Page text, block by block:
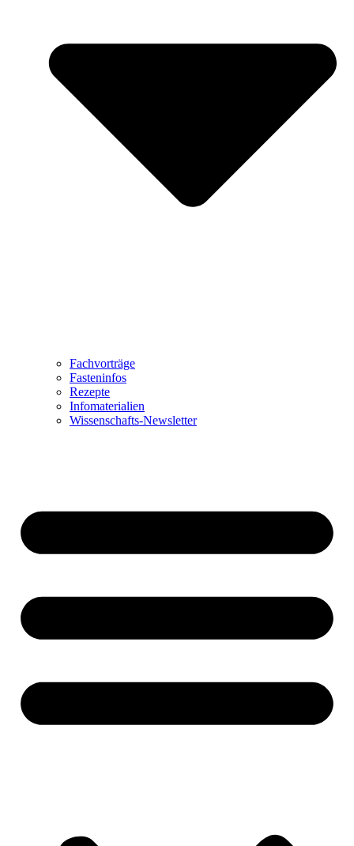
Fachvorträge
Fasteninfos
Rezepte
Infomaterialien
Wissenschafts-Newsletter